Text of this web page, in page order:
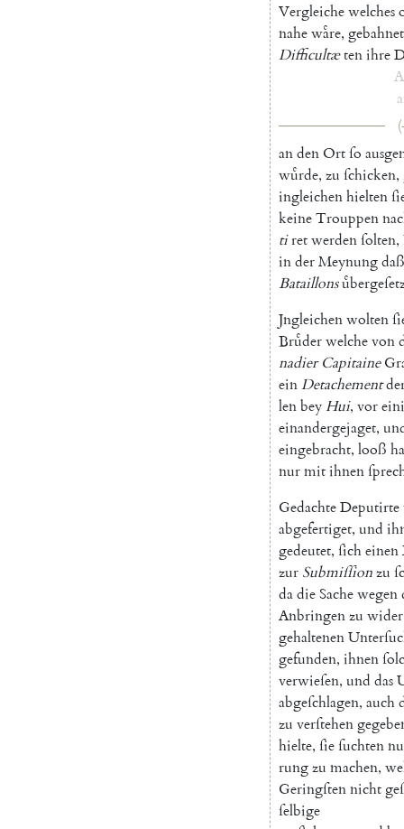
Vergleichewelches
nahewaͤre, gebahnet
Difficultætenihre
A
andenOrtſo
wuͤrde, zu ſchicken,
ingleichenhielten
keineTrouppen
tiretwerdenſolten,
inderMeynungdaß
Bataillons
Jngleichenwolten
Bruͤderwelchevon
nadier Capitaine
einDetachement
lenbeyHui, vor
einandergejaget,
eingebracht, looß
nurmitihnen
GedachteDeputirte
abgefertiget, und
gedeutet, ſicheinen
zur Submiſſionzu
dadieSachewegen
Anbringenzu wider
gehaltenen
gefunden, ihnen
verwieſen, und das
abgeſchlagen, auch
zu verſtehen
hielte, ſieſuchten
rungzu machen,
Geringſtennicht
ſelbige